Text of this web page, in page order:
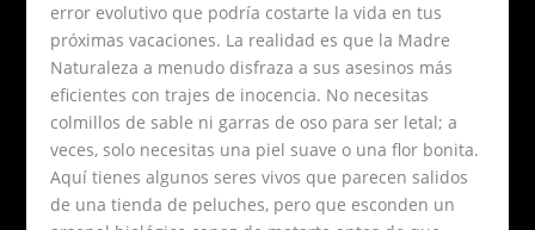
error evolutivo que podría costarte la vida en tus
próximas vacaciones. La realidad es que la Madre
Naturaleza a menudo disfraza a sus asesinos más
eficientes con trajes de inocencia. No necesitas
colmillos de sable ni garras de oso para ser letal; a
veces, solo necesitas una piel suave o una flor bonita.
Aquí tienes algunos seres vivos que parecen salidos
de una tienda de peluches, pero que esconden un